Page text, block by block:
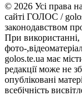
© 2026 Усі права
сайті ГОЛОС /
законодавством
При використанні,
фото-
golos.te.ua має
редакції може не
опубліковані
всебічність